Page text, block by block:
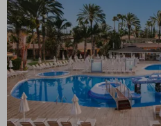
o.b.v. All
Inclusive
mogelijk